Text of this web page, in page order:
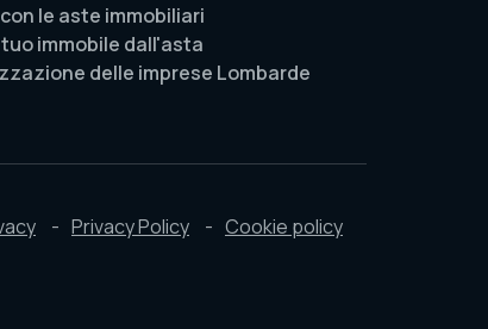
le aste immobiliari
immobile dall'asta
delle imprese Lombarde
Privacy Policy Cookie policy